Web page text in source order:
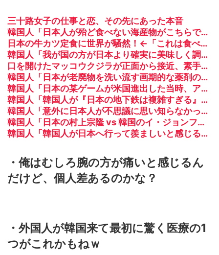
三十路女子の仕事と恋、その先にあった本音
韓国人「日本人が殆ど食べない海産物がこちらです‥」→「島国の日本人がどうして食べない？」
日本の牛カツ定食に世界が騒然！←「これは食べたい」（海外の反応）
韓国人「我が国の方が日本より確実に美味しく調理する食べ物がこちら・・・」
口を開けたマッコウクジラが正面から接近、素手で頭を押し返すダイバー「まだ子どもで、変な魚が何なのか確かめてるだけ」【海外の反応】
韓国人「日本が老廃物を洗い流す画期的な薬剤の開発に成功！アルツハイマー病の原因物質の蓄積を劇的に防げる可能性‥」
韓国人「日本の某ゲームが米国進出した当時、アメリカ国内で巻き起こった熱狂的ブームの様子がこちら…」＝韓国の反応
韓国人「韓国人が『日本の地下鉄は複雑すぎる』と感じる驚きの理由がこちらです‥」→「あまりの難易度の高さに冷や汗をかいた‥」
韓国人「意外に日本人が不思議に思い知らなかった事」
韓国人「日本の村上宗隆 vs 韓国のイ・ジョンフ」→「」【MLB】
韓国人「韓国人が日本へ行って羨ましいと感じることがこちら…」→「日本は規模が違う国だから…（ﾌﾞﾙﾌﾞﾙ」＝韓国の反応
・俺はむしろ腕の方が痛いと感じるん
だけど、個人差あるのかな？
・外国人が韓国来て最初に驚く医療の1
つがこれかもねｗ